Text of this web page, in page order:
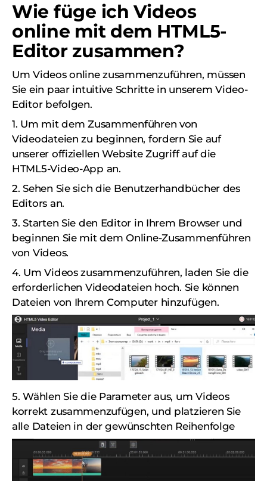
Wie füge ich Videos
online mit dem HTML5-
Editor zusammen?
Um Videos online zusammenzuführen, müssen
Sie ein paar intuitive Schritte in unserem Video-
Editor befolgen.
1. Um mit dem Zusammenführen von
Videodateien zu beginnen, fordern Sie auf
unserer offiziellen Website Zugriff auf die
HTML5-Video-App an.
2. Sehen Sie sich die Benutzerhandbücher des
Editors an.
3. Starten Sie den Editor in Ihrem Browser und
beginnen Sie mit dem Online-Zusammenführen
von Videos.
4. Um Videos zusammenzuführen, laden Sie die
erforderlichen Videodateien hoch. Sie können
Dateien von Ihrem Computer hinzufügen.
5. Wählen Sie die Parameter aus, um Videos
korrekt zusammenzufügen, und platzieren Sie
alle Dateien in der gewünschten Reihenfolge